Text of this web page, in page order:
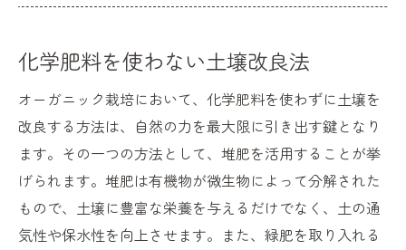
化学肥料を使わない土壌改良法
オーガニック栽培において、化学肥料を使わずに土壌を
改良する方法は、自然の力を最大限に引き出す鍵となり
ます。その一つの方法として、堆肥を活用することが挙
げられます。堆肥は有機物が微生物によって分解された
もので、土壌に豊富な栄養を与えるだけでなく、土の通
気性や保水性を向上させます。また、緑肥を取り入れる